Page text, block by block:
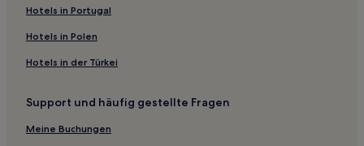
Téter: Hotels
Győrújfalu Hotels
Gyömöre Hotels
Dunakiliti Hotels
Tényő Hotels
Hotels in Portugal
Hotels in Polen
Hotels in der Türkei
Support und häufig gestellte Fragen
Meine Buchungen